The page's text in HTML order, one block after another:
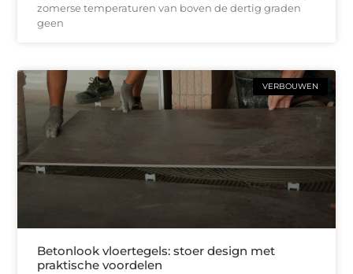
zomerse temperaturen van boven de dertig graden
geen
VERBOUWEN
Betonlook vloertegels: stoer design met
praktische voordelen